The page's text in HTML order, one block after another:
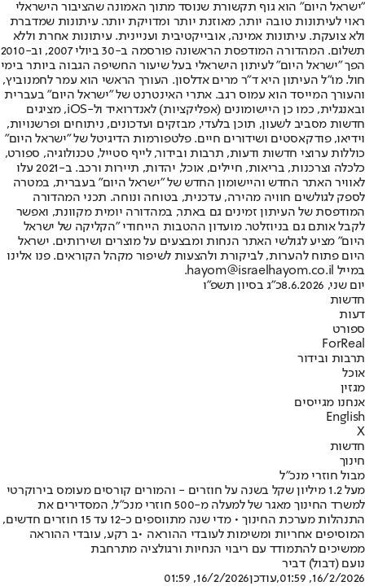
"ישראל היום" הוא גוף תקשורת שנוסד מתוך האמונה שהציבור הישראלי
ראוי לעיתונות טובה יותר, מאוזנת יותר ומדויקת יותר. עיתונות שמדברת
ולא צועקת. עיתונות אמינה, אובייקטיבית ועניינית. עיתונות אחרת וללא
תשלום. המהדורה המודפסת הראשונה פורסמה ב-30 ביולי 2007, וב-2010
הפך "ישראל היום" לעיתון הישראלי בעל שיעור החשיפה הגבוה ביותר בימי
חול. מו"ל העיתון היא ד"ר מרים אדלסון. העורך הראשי הוא עמר לחמנוביץ,
והעורך המייסד הוא עמוס רגב. אתרי האינטרנט של "ישראל היום" בעברית
ובאנגלית, כמו כן היישומונים (אפליקציות) לאנדרואיד ול-iOS, מציגים
חדשות מסביב לשעון, תוכן בלעדי, מבזקים ועדכונים, ניתוחים ופרשנויות,
וידיאו, פודקאסטים ושידורים חיים. פלטפורמות הדיגיטל של "ישראל היום"
כוללות ערוצי חדשות ודעות, תרבות ובידור, לייף סטייל, טכנולוגיה, ספורט,
כלכלה וצרכנות, בריאות, חיילים, אוכל, יהדות, תיירות ורכב. ב-2021 עלו
לאוויר האתר החדש והיישומון החדש של "ישראל היום" בעברית, במטרה
לספק לגולשים חוויה מהירה, עדכנית, בטוחה ונוחה. תכני המהדורה
המודפסת של העיתון זמינים גם באתר, במהדורה יומית מקוונת, ואפשר
לקבל אותם גם בניוזלטר. מועדון ההטבות הייחודי "הקליקה של ישראל
היום" מציע לגולשי האתר הנחות ומבצעים על מוצרים ושירותים. ישראל
היום פתוח להערות, לביקורת ולהצעות לשיפור מקהל הקוראים. פנו אלינו
במייל hayom@israelhayom.co.il.
יום שני, 8.6.2026
כ"ג בסיון תשפ"ו
חדשות
דעות
ספורט
ForReal
תרבות ובידור
אוכל
מגזין
אנחנו מגייסים
English
X
חדשות
חינוך
מבול חוזרי מנכ"ל
מעל 1.2 מיליון שקל בשנה על חוזרים - והמורים קורסים מעומס בירוקרטי
למשרד החינוך מאגר של למעלה מ-500 חוזרי מנכ"ל, המסדירים את
התנהלות מערכת החינוך • מדי שנה מתווספים כ-12 עד 15 חוזרים חדשים,
המוסיפים אחריות ומשימות לעובדי ההוראה •ב רקע, עובדי ההוראה
ממשיכים להתמודד עם ריבוי הנחיות ורגולציה מתרחבת
נועם (דבול) דביר
16/2/2026, 01:59
,עודכן16/2/2026, 01:59